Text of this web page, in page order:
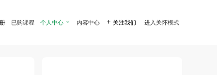
已购课程 个人中心  内容中心  关注我们 进入关怀模式